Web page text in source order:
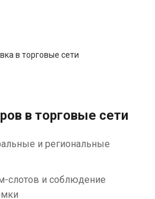
в торговые сети
и региональные
слотов и соблюдение